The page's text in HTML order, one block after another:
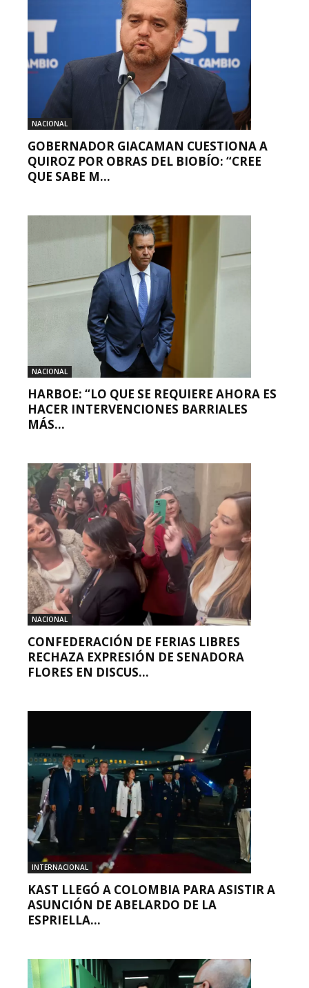
NACIONAL
GOBERNADOR GIACAMAN CUESTIONA A
QUIROZ POR OBRAS DEL BIOBÍO: “CREE
QUE SABE M...
NACIONAL
HARBOE: “LO QUE SE REQUIERE AHORA ES
HACER INTERVENCIONES BARRIALES
MÁS...
NACIONAL
CONFEDERACIÓN DE FERIAS LIBRES
RECHAZA EXPRESIÓN DE SENADORA
FLORES EN DISCUS...
INTERNACIONAL
KAST LLEGÓ A COLOMBIA PARA ASISTIR A
ASUNCIÓN DE ABELARDO DE LA
ESPRIELLA...